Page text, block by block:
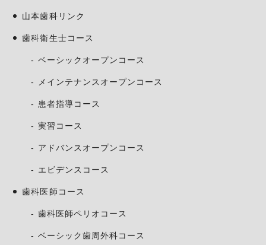
山本歯科リンク
歯科衛生士コース
ベーシックオープンコース
メインテナンスオープンコース
患者指導コース
実習コース
アドバンスオープンコース
エビデンスコース
歯科医師コース
歯科医師ペリオコース
ベーシック歯周外科コース